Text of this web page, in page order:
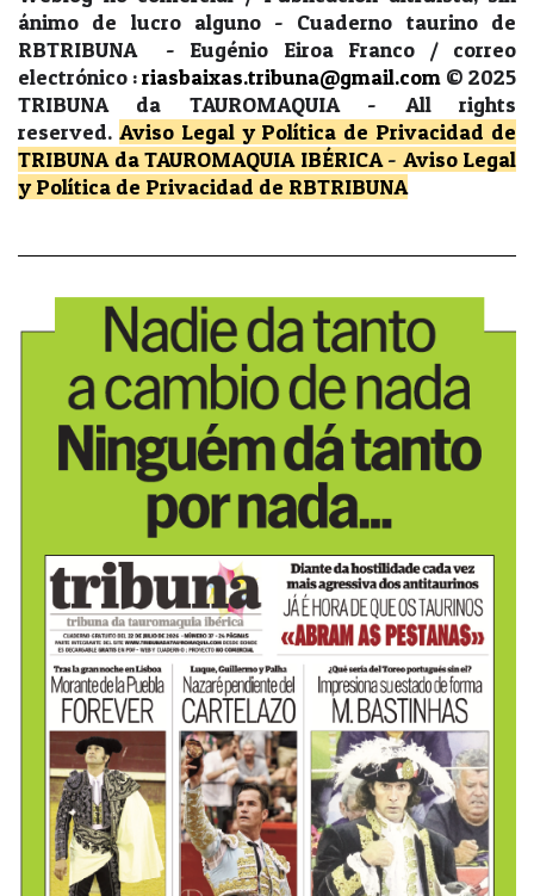
ánimo de lucro alguno - Cuaderno taurino de
RBTRIBUNA - Eugénio Eiroa Franco / correo
electrónico :riasbaixas.tribuna@gmail.com © 2025
TRIBUNA da TAUROMAQUIA - All rights
reserved. Aviso Legal y Política de Privacidad de
TRIBUNA da TAUROMAQUIA IBÉRICA- Aviso Legal
y Política de Privacidad de RBTRIBUNA